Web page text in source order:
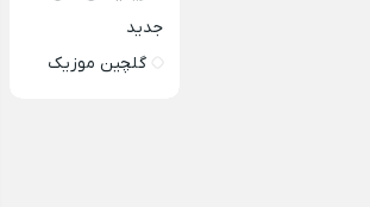
جدید
گلچین موزیک